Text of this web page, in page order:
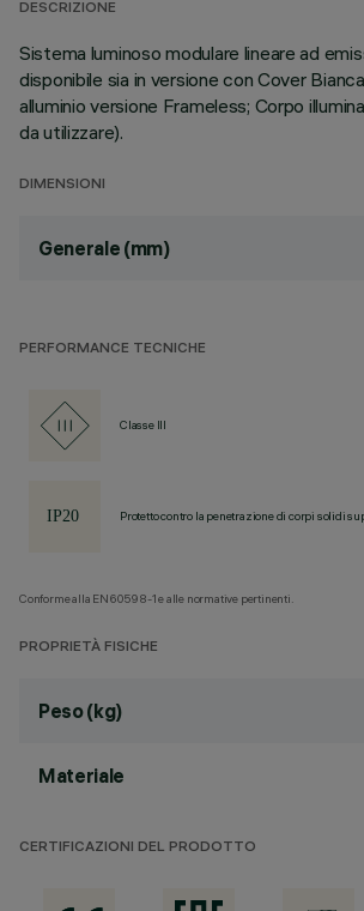
DESCRIZIONE
Sistema luminoso modulare lineare ad
disponibile sia in versione con Cover
alluminio versione Frameless; Corpo
da utilizzare).
DIMENSIONI
Generale (mm)
PERFORMANCE TECNICHE
Classe III
Protetto contro la penetrazione di corpi solidi
Conforme alla EN60598-1 e alle normative pertinenti.
PROPRIETÀ FISICHE
Peso (kg)
Materiale
CERTIFICAZIONI DEL PRODOTTO